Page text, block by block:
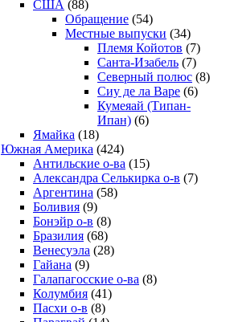
США (88)
Обращение (54)
Местные выпуски (34)
Племя Койотов (7)
Санта-Изабель (7)
Северный полюс (8)
Сиу де ла Варе (6)
Кумеяай (Типан-
Ипан) (6)
Ямайка (18)
Южная Америка (424)
Антильские о-ва (15)
Александра Селькирка о-в (7)
Аргентина (58)
Боливия (9)
Бонэйр о-в (8)
Бразилия (68)
Венесуэла (28)
Гайана (9)
Галапагосские о-ва (8)
Колумбия (41)
Пасхи о-в (8)